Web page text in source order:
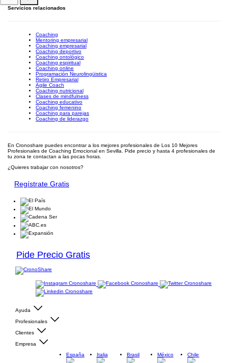
Servicios relacionados
Coaching
Mentoring empresarial
Coaching empresarial
Coaching deportivo
Coaching ontológico
Coaching espiritual
Coaching online
Programación Neurolingüistica
Retiro Empresarial
Agile Coach
Coaching nutricional
Clases de mindfulness
Coaching educativo
Coaching femenino
Coaching para parejas
Coaching de liderazgo
En Cronoshare puedes encontrar a los mejores profesionales de Los 10 Mejores
Profesionales de Coaching Emocional en Sevilla. Pide precio y hasta 4 profesionales de
tu zona te contactan a las pocas horas.
¿Quieres trabajar con nosotros?
Regístrate Gratis
Pide Precio Gratis
Ayuda
Profesionales
Clientes
Empresa
España
Italia Brasil México Chile